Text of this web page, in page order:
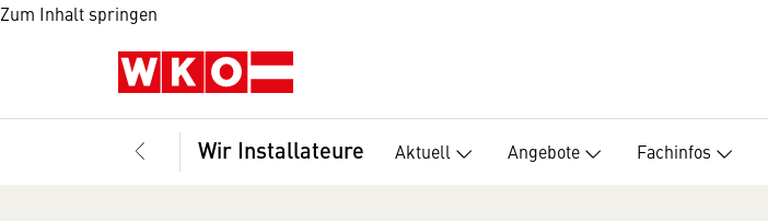
Zum Inhalt springen
Wir Installateure Aktuell Angebote Fachinfos